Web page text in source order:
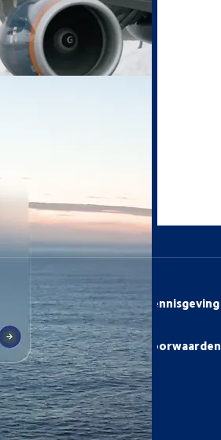
Juridische kennisgeving
Data privacy
Cookies
Algemene Voorwaarden